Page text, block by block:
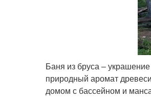
Баня из бруса ‒
природный аромат
домом с бассейном и